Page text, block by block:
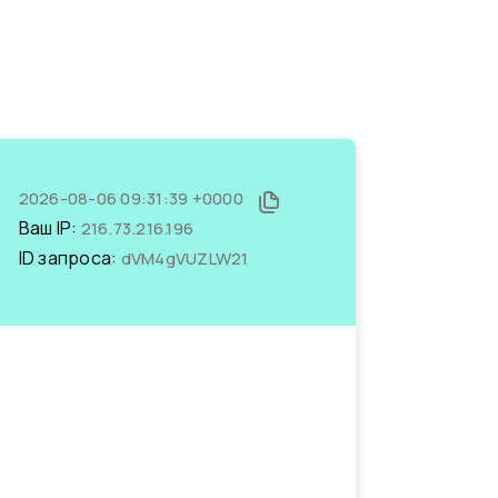
2026-08-06 09:31:39 +0000
Ваш IP: 216.73.216.196
ID запроса: dVM4gVUZLW21